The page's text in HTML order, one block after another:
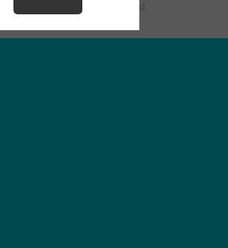
by ArioMarketing Co., Ltd.